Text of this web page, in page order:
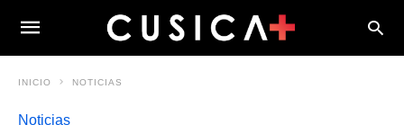
INICIO NOTICIAS
Noticias